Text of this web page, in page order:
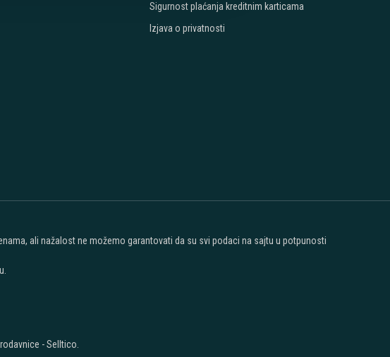
Sigurnost plaćanja kreditnim karticama
Izjava o privatnosti
ali nažalost ne možemo garantovati da su svi podaci na sajtu u potpunosti
-Selltico.